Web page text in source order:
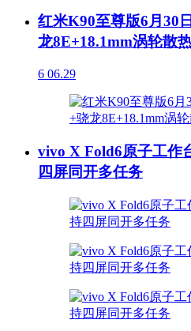
红米K90至尊版6月30
龙8E+18.1mm涡轮散
6 06.29
vivo X Fold6原子工作
四屏同开多任务